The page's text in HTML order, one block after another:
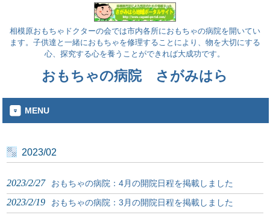
相模原おもちゃドクターの会では市内各所におもちゃの病院を開いてい
ます。子供達と一緒におもちゃを修理することにより、物を大切にする
心、探究する心を養うことができれば大成功です。
おもちゃの病院 さがみはら
MENU
2023/02
2023/2/27 おもちゃの病院：4月の開院日程を掲載しました
2023/2/19 おもちゃの病院：3月の開院日程を掲載しました